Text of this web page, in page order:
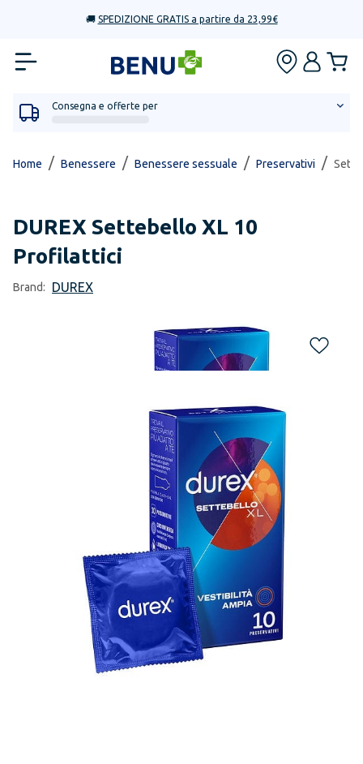
🚚 SPEDIZIONE GRATIS a partire da 23,99€
Consegna e offerte per
Home / Benessere / Benessere sessuale / Preservativi /
DUREX Settebello XL 10
Profilattici
Brand: DUREX